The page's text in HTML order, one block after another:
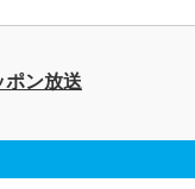
ポン放送